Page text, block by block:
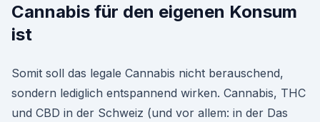
Cannabis für den eigenen Konsum
ist
Somit soll das legale Cannabis nicht berauschend,
sondern lediglich entspannend wirken. Cannabis, THC
und CBD in der Schweiz (und vor allem: in der Das